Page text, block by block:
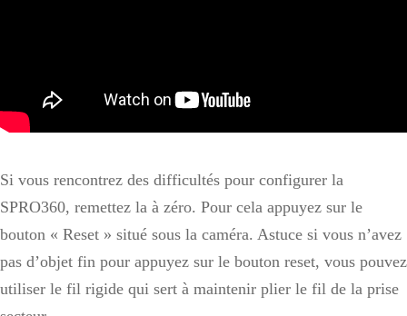
Si vous rencontrez des difficultés pour configurer la
SPRO360, remettez la à zéro. Pour cela appuyez sur le
bouton « Reset » situé sous la caméra. Astuce si vous n’avez
pas d’objet fin pour appuyez sur le bouton reset, vous pouvez
utiliser le fil rigide qui sert à maintenir plier le fil de la prise